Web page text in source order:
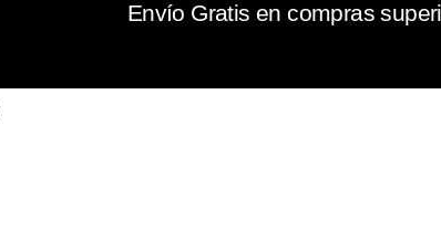
Envío Gratis en compras